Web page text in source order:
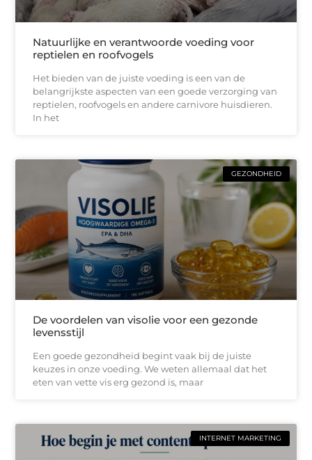
Natuurlijke en verantwoorde voeding voor
reptielen en roofvogels
Het bieden van de juiste voeding is een van de
belangrijkste aspecten van een goede verzorging van
reptielen, roofvogels en andere carnivore huisdieren.
In het
GEZONDHEID
De voordelen van visolie voor een gezonde
levensstijl
Een goede gezondheid begint vaak bij de juiste
keuzes in onze voeding. We weten allemaal dat het
eten van vette vis erg gezond is, maar
INTERNET MARKETING